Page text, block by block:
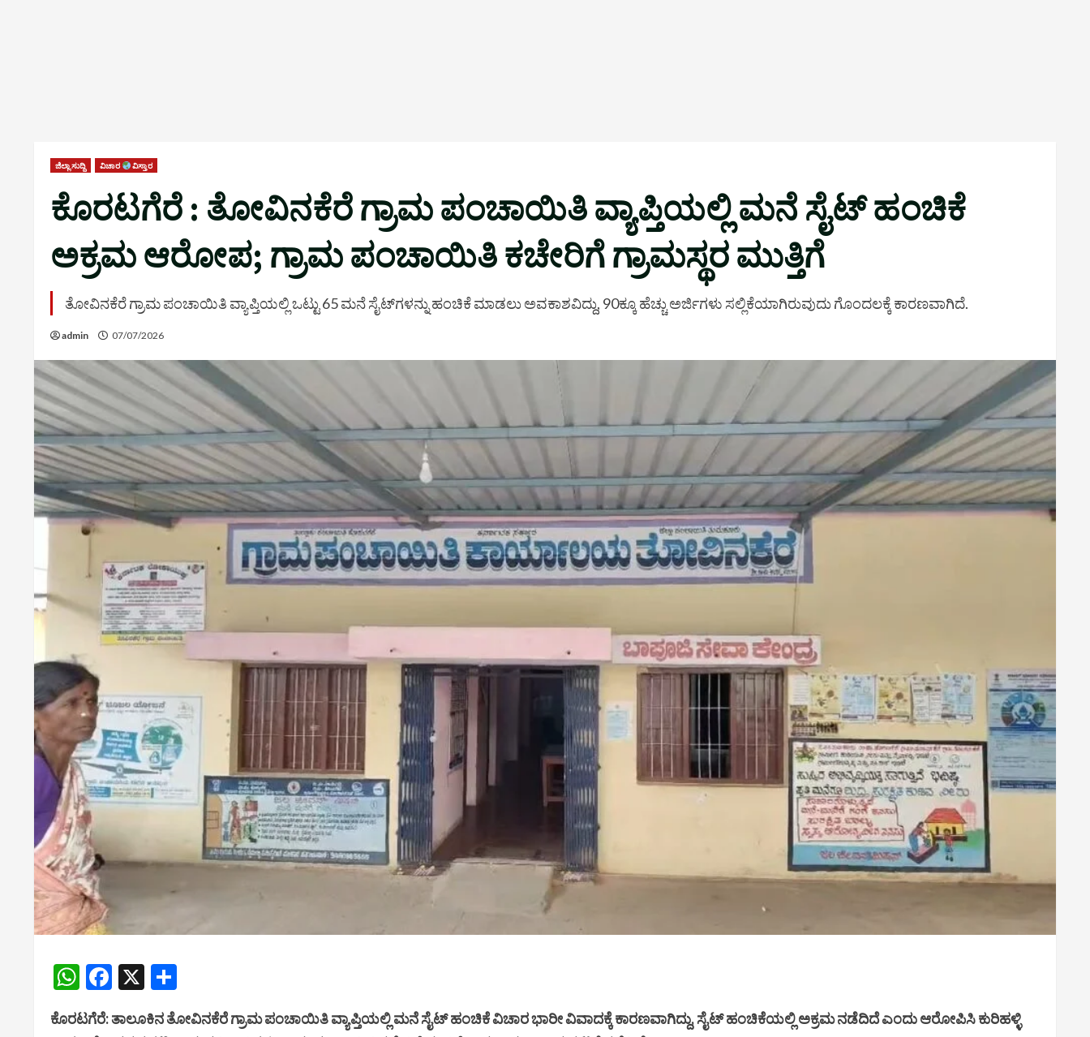
ಜಿಲ್ಲಾ ಸುದ್ದಿ ವಿಚಾರ ವಿಸ್ತಾರ
ಕೊರಟಗೆರೆ : ತೋವಿನಕೆರೆ ಗ್ರಾಮ ಪಂಚಾಯಿತಿ ವ್ಯಾಪ್ತಿಯಲ್ಲಿ ಮನೆ ಸೈಟ್ ಹಂಚಿಕೆ
ಅಕ್ರಮ ಆರೋಪ; ಗ್ರಾಮ ಪಂಚಾಯಿತಿ ಕಚೇರಿಗೆ ಗ್ರಾಮಸ್ಥರ ಮುತ್ತಿಗೆ
ತೋವಿನಕೆರೆ ಗ್ರಾಮ ಪಂಚಾಯಿತಿ ವ್ಯಾಪ್ತಿಯಲ್ಲಿ ಒಟ್ಟು 65 ಮನೆ ಸೈಟ್‌ಗಳನ್ನು ಹಂಚಿಕೆ ಮಾಡಲು ಅವಕಾಶವಿದ್ದು, 90ಕ್ಕೂ ಹೆಚ್ಚು ಅರ್ಜಿಗಳು ಸಲ್ಲಿಕೆಯಾಗಿರುವುದು ಗೊಂದಲಕ್ಕೆ ಕಾರಣವಾಗಿದೆ.
admin 07/07/2026
WhatsApp
Facebook
X
ಕೊರಟಗೆರೆ: ತಾಲೂಕಿನ ತೋವಿನಕೆರೆ ಗ್ರಾಮ ಪಂಚಾಯಿತಿ ವ್ಯಾಪ್ತಿಯಲ್ಲಿ ಮನೆ ಸೈಟ್ ಹಂಚಿಕೆ ವಿಚಾರ ಭಾರೀ ವಿವಾದಕ್ಕೆ ಕಾರಣವಾಗಿದ್ದು, ಸೈಟ್ ಹಂಚಿಕೆಯಲ್ಲಿ ಅಕ್ರಮ ನಡೆದಿದೆ ಎಂದು ಆರೋಪಿಸಿ ಕುರಿಹಳ್ಳಿ